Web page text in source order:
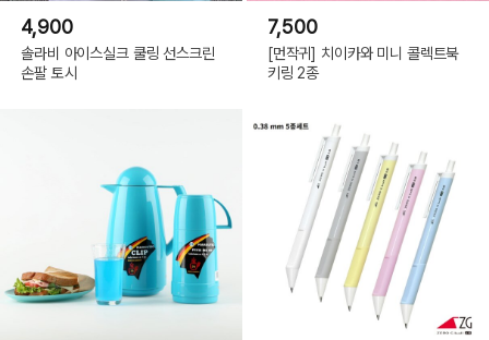
4,900
솔라비 아이스실크 쿨링 선스크린
손팔 토시
7,500
[먼작귀] 치이카와 미니 콜렉트북
키링 2종